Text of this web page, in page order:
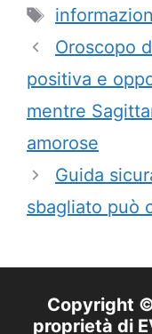
Tag
Oroscopo
positiva e
mentre
amorose
Guida
sbagliato può
Copyright
proprietà di